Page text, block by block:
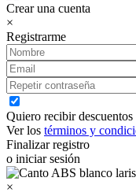
Crear una cuenta
×
Registrarme
Quiero recibir
Ver los términos y
Finalizar registro
o iniciar sesión
×